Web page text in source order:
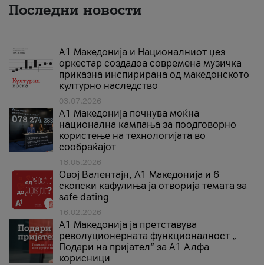
Последни новости
А1 Македонија и Националниот џез
оркестар создадоа современа музичка
приказна инспирирана од македонското
културно наследство
03.07.2026
A1 Македонија почнува моќна
национална кампања за поодговорно
користење на технологијата во
сообраќајот
18.05.2026
Овој Валентајн, A1 Македонија и 6
скопски кафулиња ја отворија темата за
safe dating
16.02.2026
А1 Македонија ја претставува
револуционерната функционалност „
Подари на пријател“ за А1 Алфа
корисници